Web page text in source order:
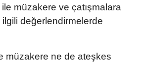
müzakere ve çatışmalara
değerlendirmelerde
müzakere ne de ateşkes